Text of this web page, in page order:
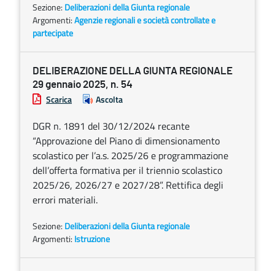
Sezione: Deliberazioni della Giunta regionale
Argomenti:Agenzie regionali e società controllate e
partecipate
DELIBERAZIONE DELLA GIUNTA REGIONALE
29 gennaio 2025, n. 54
Scarica Ascolta
DGR n. 1891 del 30/12/2024 recante
“Approvazione del Piano di dimensionamento
scolastico per l’a.s. 2025/26 e programmazione
dell’offerta formativa per il triennio scolastico
2025/26, 2026/27 e 2027/28”. Rettifica degli
errori materiali.
Sezione: Deliberazioni della Giunta regionale
Argomenti: Istruzione